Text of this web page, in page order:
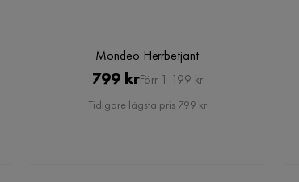
Mondeo Herrbetjänt
Pris
799 kr Original
Pris
Förr 1 199 kr
Tidigare lägsta pris 799 kr